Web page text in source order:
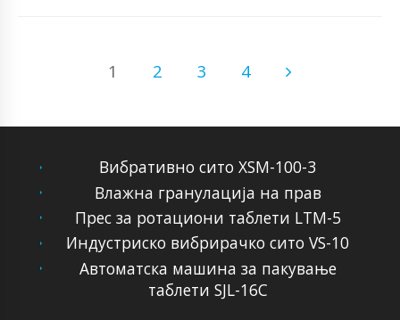
1 2 3 4
Вибративно сито XSM-100-3
Влажна гранулација на прав
Прес за ротациони таблети LTM-5
Индустриско вибрирачко сито VS-10
Автоматска машина за пакување
таблети SJL-16C